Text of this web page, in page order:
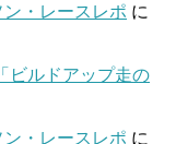
・レースレポ に
ビルドアップ走の
・レースレポ に